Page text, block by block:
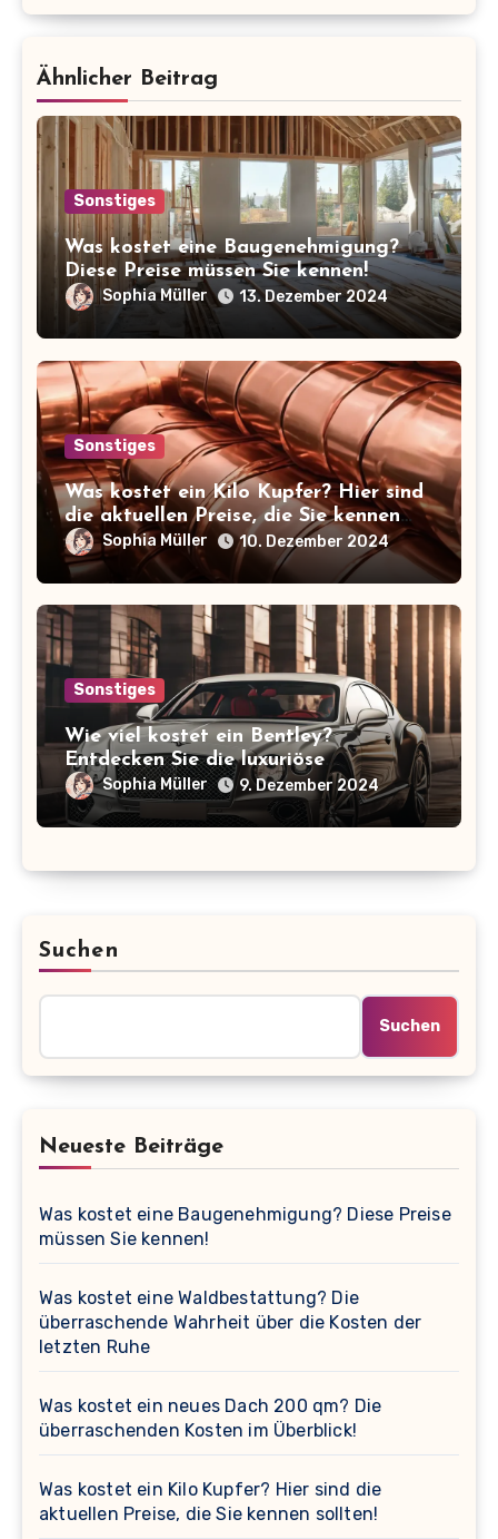
Ähnlicher Beitrag
Sonstiges
Was kostet eine Baugenehmigung?
Diese Preise müssen Sie kennen!
Sophia Müller 13. Dezember 2024
Sonstiges
Was kostet ein Kilo Kupfer? Hier sind
die aktuellen Preise, die Sie kennen
sollten!Sophia Müller 10. Dezember 2024
Sonstiges
Wie viel kostet ein Bentley?
Entdecken Sie die luxuriöse
Preisspanne der ikonischen Marke!
Sophia Müller 9. Dezember 2024
Suchen
Suchen
Neueste Beiträge
Was kostet eine Baugenehmigung? Diese Preise
müssen Sie kennen!
Was kostet eine Waldbestattung? Die
überraschende Wahrheit über die Kosten der
letzten Ruhe
Was kostet ein neues Dach 200 qm? Die
überraschenden Kosten im Überblick!
Was kostet ein Kilo Kupfer? Hier sind die
aktuellen Preise, die Sie kennen sollten!